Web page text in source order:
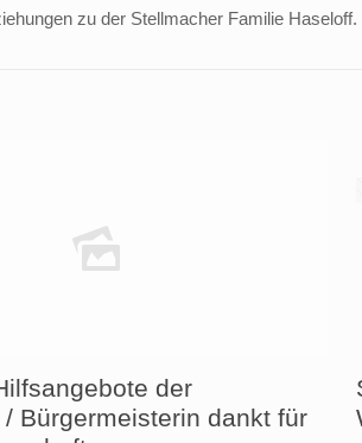
zu der Stellmacher Familie
der
Bürgermeisterin dankt für